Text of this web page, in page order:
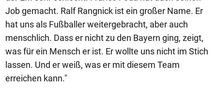
Job gemacht. Ralf Rangnick ist ein großer Name. Er
hat uns als Fußballer weitergebracht, aber auch
menschlich. Dass er nicht zu den Bayern ging, zeigt,
was für ein Mensch er ist. Er wollte uns nicht im Stich
lassen. Und er weiß, was er mit diesem Team
erreichen kann."